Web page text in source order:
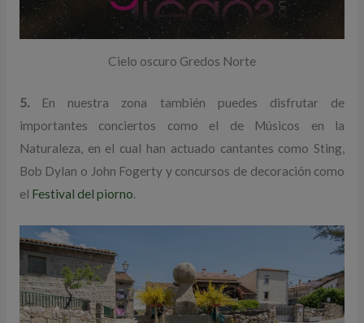
Cielo oscuro Gredos Norte
5.En nuestra zona también puedes disfrutar de
importantes conciertos como el de Músicos en la
Naturaleza, en el cual han actuado cantantes como Sting,
Bob Dylan o John Fogerty y concursos de decoración como
el Festival del piorno.